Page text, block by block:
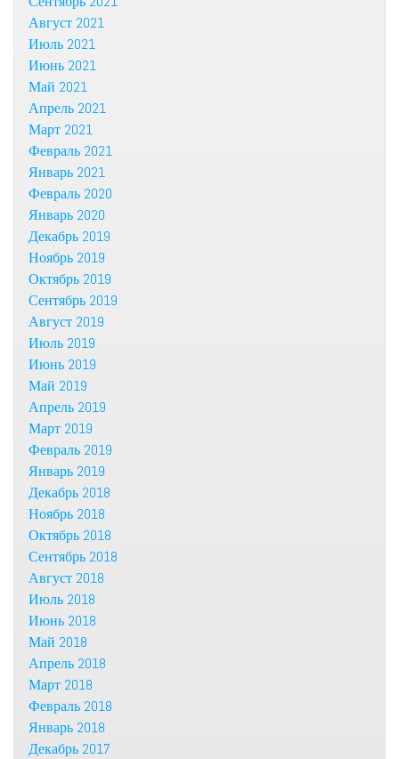
Август 2021
Июль 2021
Июнь 2021
Май 2021
Апрель 2021
Март 2021
Февраль 2021
Январь 2021
Февраль 2020
Январь 2020
Декабрь 2019
Ноябрь 2019
Октябрь 2019
Сентябрь 2019
Август 2019
Июль 2019
Июнь 2019
Май 2019
Апрель 2019
Март 2019
Февраль 2019
Январь 2019
Декабрь 2018
Ноябрь 2018
Октябрь 2018
Сентябрь 2018
Август 2018
Июль 2018
Июнь 2018
Май 2018
Апрель 2018
Март 2018
Февраль 2018
Январь 2018
Декабрь 2017